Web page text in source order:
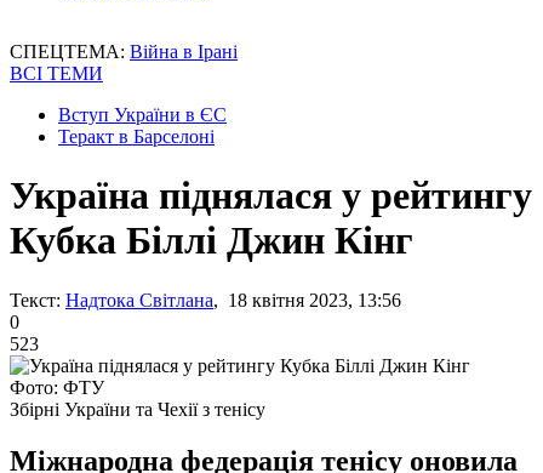
СПЕЦТЕМА: Війна в Ірані
ВСІ ТЕМИ
Вступ України в ЄС
Теракт в Барселоні
Україна піднялася у рейтингу
Кубка Біллі Джин Кінг
Текст: Надтока Світлана, 18 квітня 2023, 13:56
0
523
Фото: ФТУ
Збірні України та Чехії з тенісу
Міжнародна федерація тенісу оновила